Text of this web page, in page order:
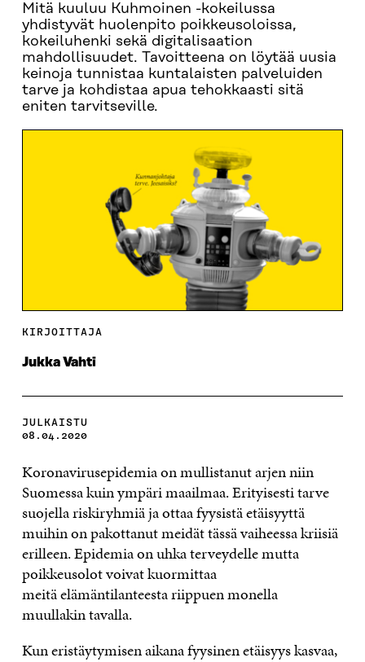
Mitä kuuluu Kuhmoinen -kokeilussa
yhdistyvät huolenpito poikkeusoloissa,
kokeiluhenki sekä digitalisaation
mahdollisuudet. Tavoitteena on löytää uusia
keinoja tunnistaa kuntalaisten palveluiden
tarve ja kohdistaa apua tehokkaasti sitä
eniten tarvitseville.
KIRJOITTAJA
Jukka Vahti
JULKAISTU
08.04.2020
Koronavirusepidemia on mullistanut arjen niin
Suomessa kuin ympäri maailmaa. Erityisestitarve
suojella riskiryhmiä ja ottaa fyysistä etäisyyttä
muihin onpakottanut meidät tässä vaiheessa kriisiä
erilleen.Epidemia on uhka terveydelle mutta
poikkeusolotvoivat kuormittaa
meitäelämäntilanteesta riippuenmonella
muullakin tavalla.
Kuneristäytymisen aikanafyysinen etäisyys kasvaa,